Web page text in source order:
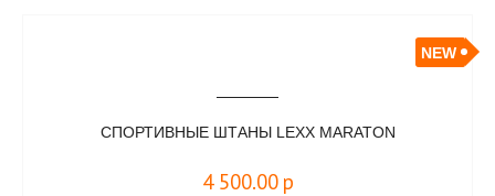
NEW
СПОРТИВНЫЕ ШТАНЫ LEXX MARATON
4 500.00 р